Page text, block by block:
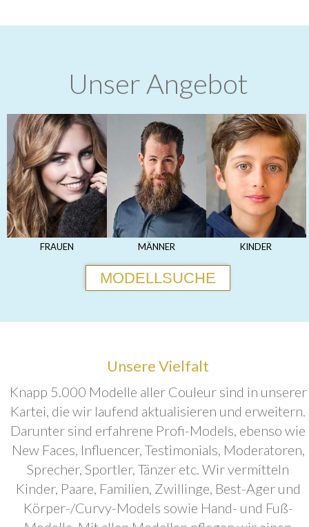
Unser Angebot
FRAUEN MÄNNER KINDER
MODELLSUCHE
Unsere Vielfalt
Knapp 5.000 Modelle aller Couleur sind in unserer
Kartei, die wir laufend aktualisieren und erweitern.
Darunter sind erfahrene Profi-Models, ebenso wie
New Faces, Influencer, Testimonials, Moderatoren,
Sprecher, Sportler, Tänzer etc. Wir vermitteln
Kinder, Paare, Familien, Zwillinge, Best-Ager und
Körper-/Curvy-Models sowie Hand- und Fuß-